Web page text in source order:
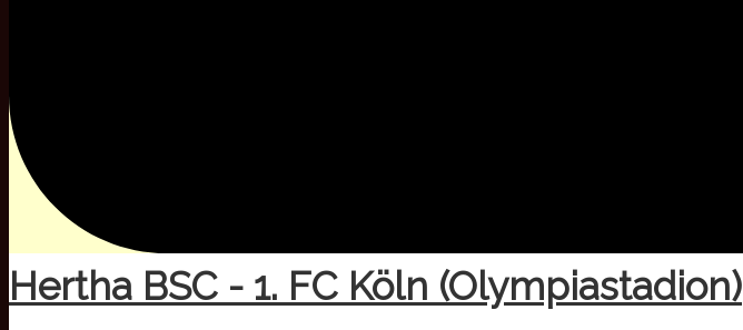
Hertha BSC - 1. FC Köln (Olympiastadion)